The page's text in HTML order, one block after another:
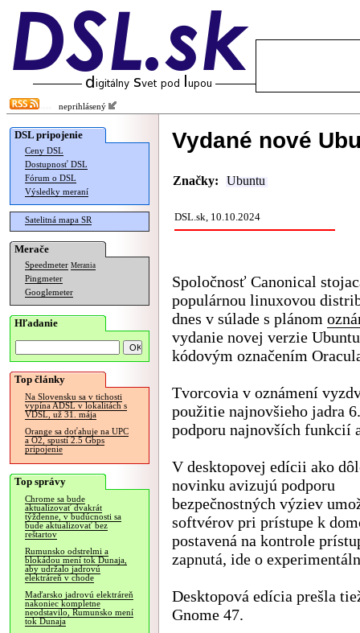
neprihlásený
DSL pripojenie
Ceny DSL
Dostupnosť DSL
Fórum o DSL
Výsledky meraní
Satelitná mapa SR
Merače
Speedmeter Merania
Pingmeter
Googlemeter
Hľadanie
Top články
Na Slovensku sa v tichosti
vypína ADSL v lokalitách s
VDSL, už 31. mája
Orange sa doťahuje na UPC
a O2, spustí 2.5 Gbps
pripojenie
Top správy
Chrome sa bude
aktualizovať dvakrát
týždenne, v budúcnosti sa
bude aktualizovať bez
reštartov
Rumunsko odstrelmi a
blokádou mení tok Dunaja,
aby udržalo jadrovú
elektráreň v chode
Maďarsko jadrovú elektráreň
nakoniec kompletne
neodstavilo, Rumunsko mení
tok Dunaja
Vydané nové
Značky: Ubuntu
DSL.sk, 10.10.2024
Spoločnosť Canonical
populárnou linuxovou
dnes v súlade s plánom
vydanie novej verzie
kódovým označením
Tvorcovia v oznámení
použitie najnovšieho jadra
podporu najnovších funkcií
V desktopovej edícii ako
novinku avizujú podporu
bezpečnostných výziev
softvérov pri prístupe k
postavená na kontrole
zapnutá, ide o
Desktopová edícia prešla
Gnome 47.